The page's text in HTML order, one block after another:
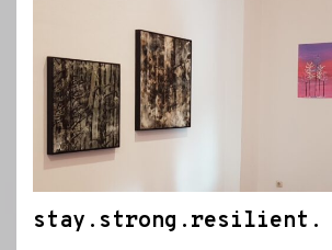
stay.strong.resilient.